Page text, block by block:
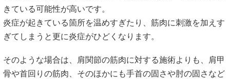
きている可能性が高いです。
炎症が起きている箇所を温めすぎたり、筋肉に刺激を加えす
ぎてしまうと更に炎症がひどくなります。
そのような場合は、肩関節の筋肉に対する施術よりも、肩甲
骨や首回りの筋肉、そのほかにも手首の固さや肘の固さなど